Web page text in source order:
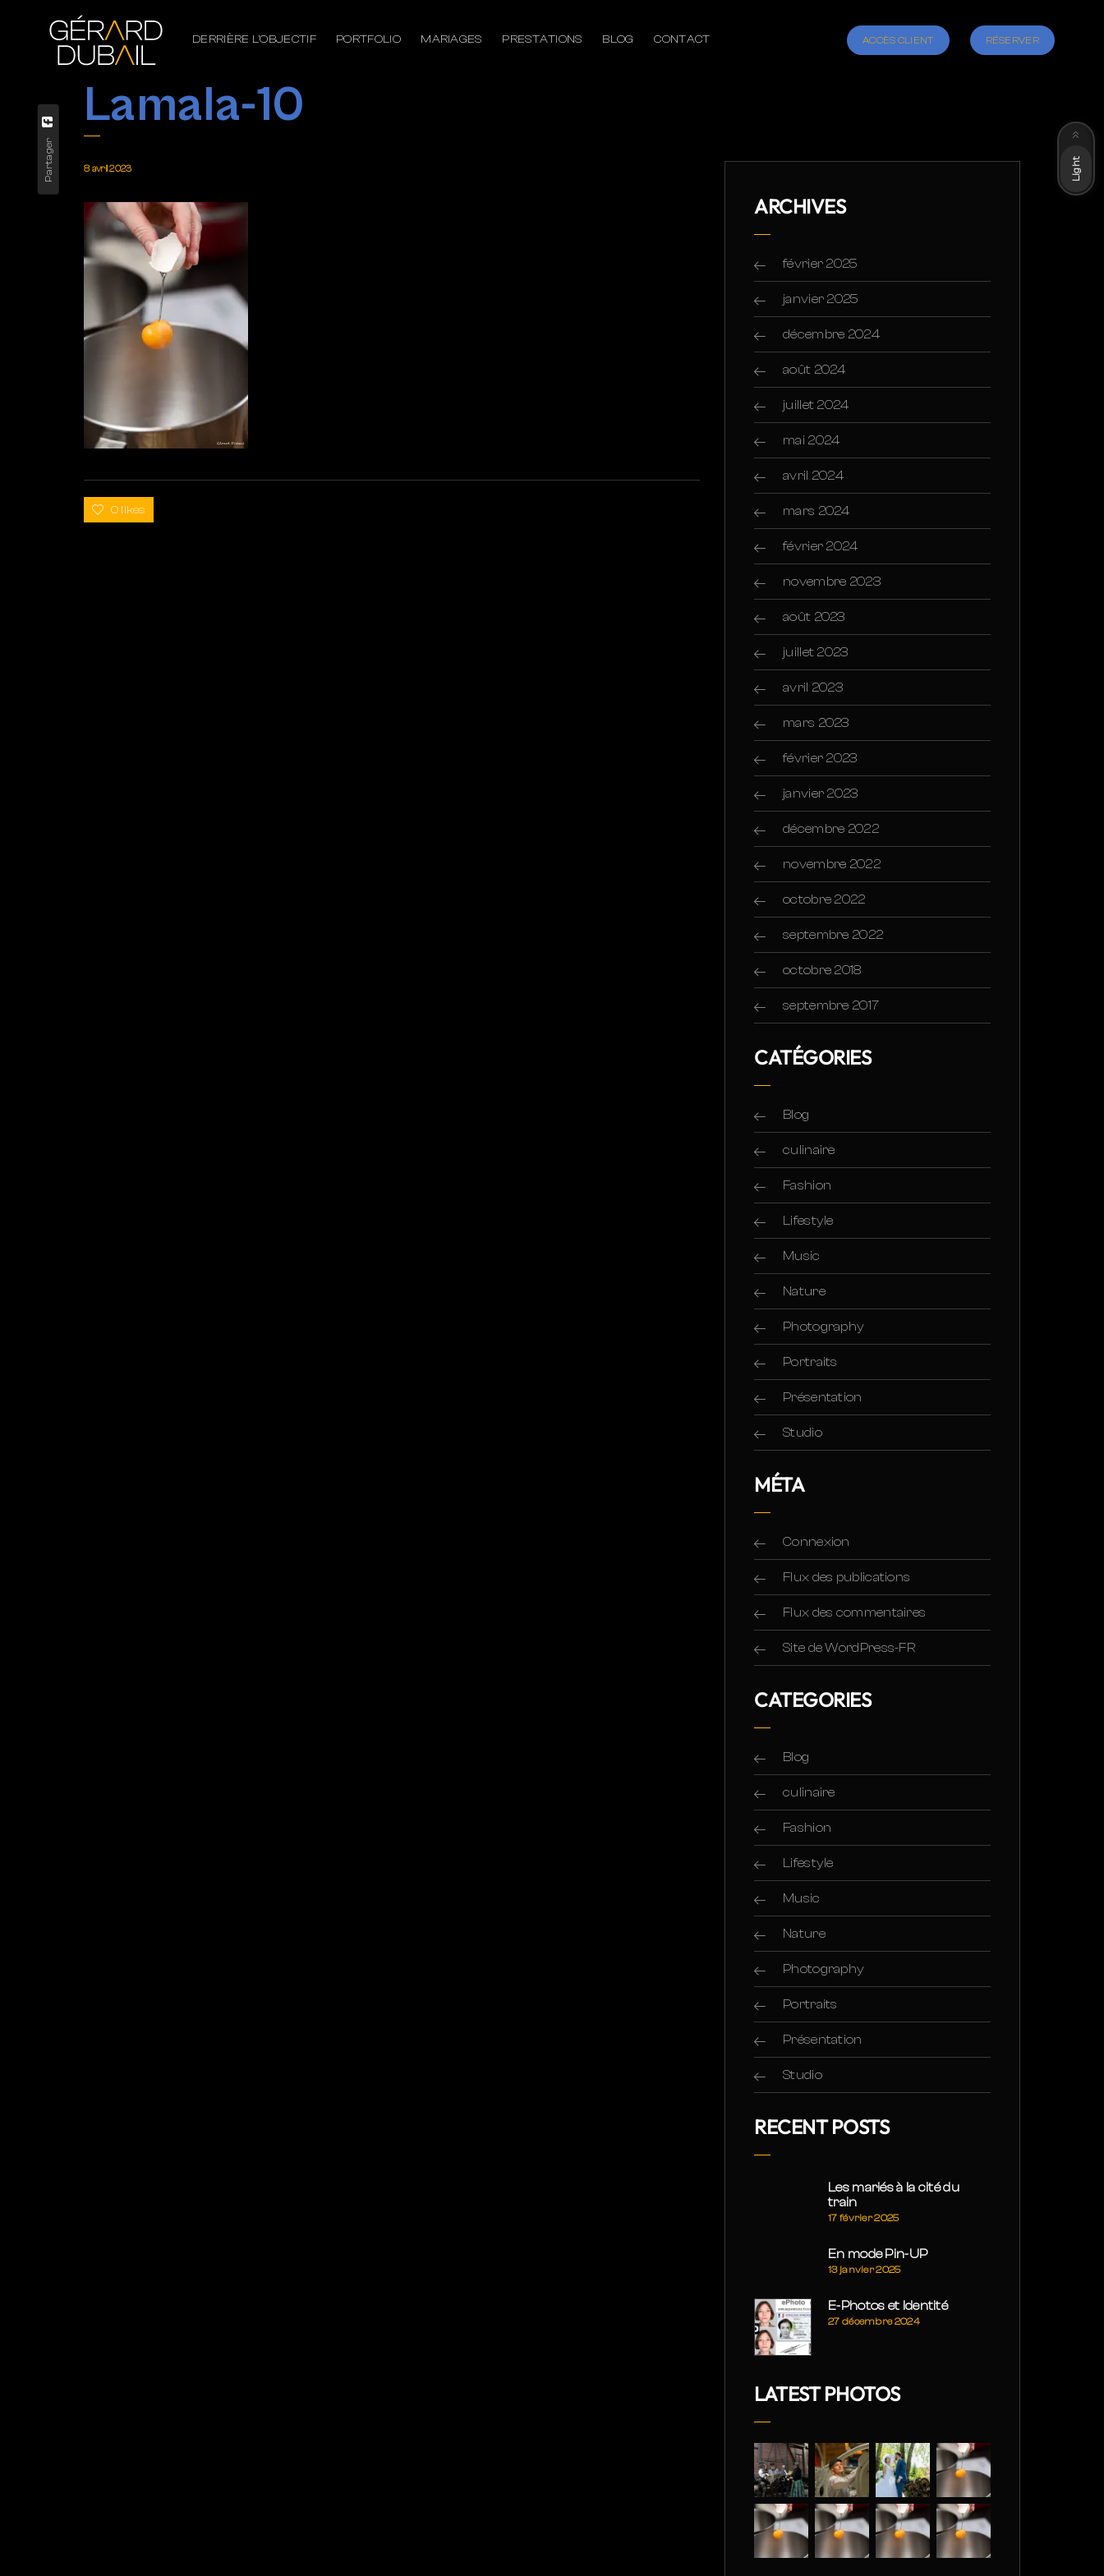
DERRIÈRE L’OBJECTIF PORTFOLIO MARIAGES PRESTATIONS BLOG CONTACT ACCÈS CLIENT RÉSERVER
Lamala-10
Partager 8 avril 2023
0 likes
ARCHIVES
février 2025
janvier 2025
décembre 2024
août 2024
juillet 2024
mai 2024
avril 2024
mars 2024
février 2024
novembre 2023
août 2023
juillet 2023
avril 2023
mars 2023
février 2023
janvier 2023
décembre 2022
novembre 2022
octobre 2022
septembre 2022
octobre 2018
septembre 2017
CATÉGORIES
Blog
culinaire
Fashion
Lifestyle
Music
Nature
Photography
Portraits
Présentation
Studio
MÉTA
Connexion
Flux des publications
Flux des commentaires
Site de WordPress-FR
CATEGORIES
Blog
culinaire
Fashion
Lifestyle
Music
Nature
Photography
Portraits
Présentation
Studio
RECENT POSTS
Les mariés à la cité du
train
17 février 2025
En mode Pin-UP
13 janvier 2025
E-Photos et Identité
27 décembre 2024
LATEST PHOTOS
Light
Dark